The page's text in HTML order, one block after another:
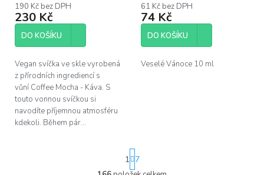
produktu
je
5,0
5
190 Kč bez DPH
230 Kč
DO KOŠÍKU
Vegan svíčka ve skle vyrobená
z přírodních ingrediencí s
vůní Coffee Mocha - Káva. S
touto vonnou svíčkou si
navodíte příjemnou atmosféru
kdekoli. Během pár...
produktu
je
5,0
5
61 Kč bez DPH
74 Kč
DO KOŠÍKU
Veselé Vánoce 10 ml
t
1 7